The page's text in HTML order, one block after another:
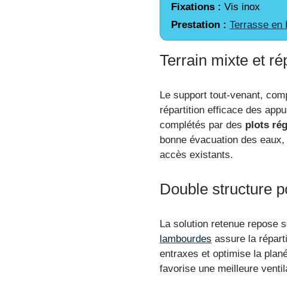
Fixations : Vis inox
Prestation : Terrasse en
Terrain mixte et
Le support tout-venant,
répartition efficace des
complétés par des plots
bonne évacuation des
accès existants.
Double structure
La solution retenue repose
lambourdes assure la
entraxes et optimise la
favorise une meilleure